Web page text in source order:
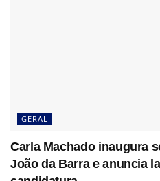
GERAL
Carla Machado inaugura
João da Barra e anuncia